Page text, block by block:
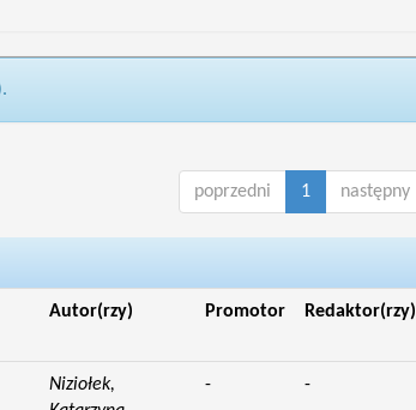
poprzedni 1 następny
Autor(rzy) Promotor Redaktor(rzy)
Niziołek,
- -